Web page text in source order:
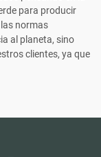
para producir
normas
al planeta, sino
clientes, ya que